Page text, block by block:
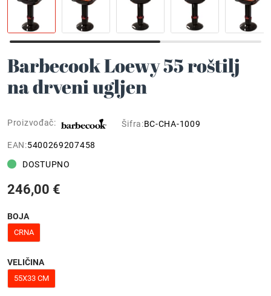
Barbecook Loewy 55 roštilj
na drveni ugljen
Proizvođač: Šifra:BC-CHA-1009
EAN:5400269207458
DOSTUPNO
246,00 €
BOJA
CRNA
VELIČINA
55X33 CM